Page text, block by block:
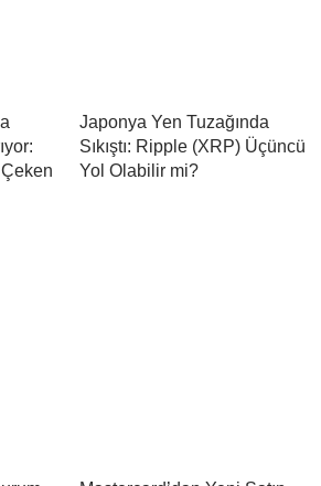
Japonya Yen Tuzağında
Sıkıştı: Ripple (XRP) Üçüncü
Yol Olabilir mi?